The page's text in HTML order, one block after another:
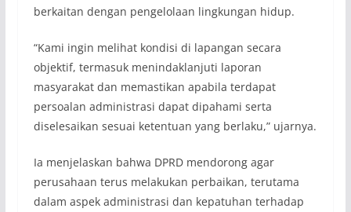
berkaitan dengan pengelolaan lingkungan hidup.
“Kami ingin melihat kondisi di lapangan secara
objektif, termasuk menindaklanjuti laporan
masyarakat dan memastikan apabila terdapat
persoalan administrasi dapat dipahami serta
diselesaikan sesuai ketentuan yang berlaku,” ujarnya.
Ia menjelaskan bahwa DPRD mendorong agar
perusahaan terus melakukan perbaikan, terutama
dalam aspek administrasi dan kepatuhan terhadap